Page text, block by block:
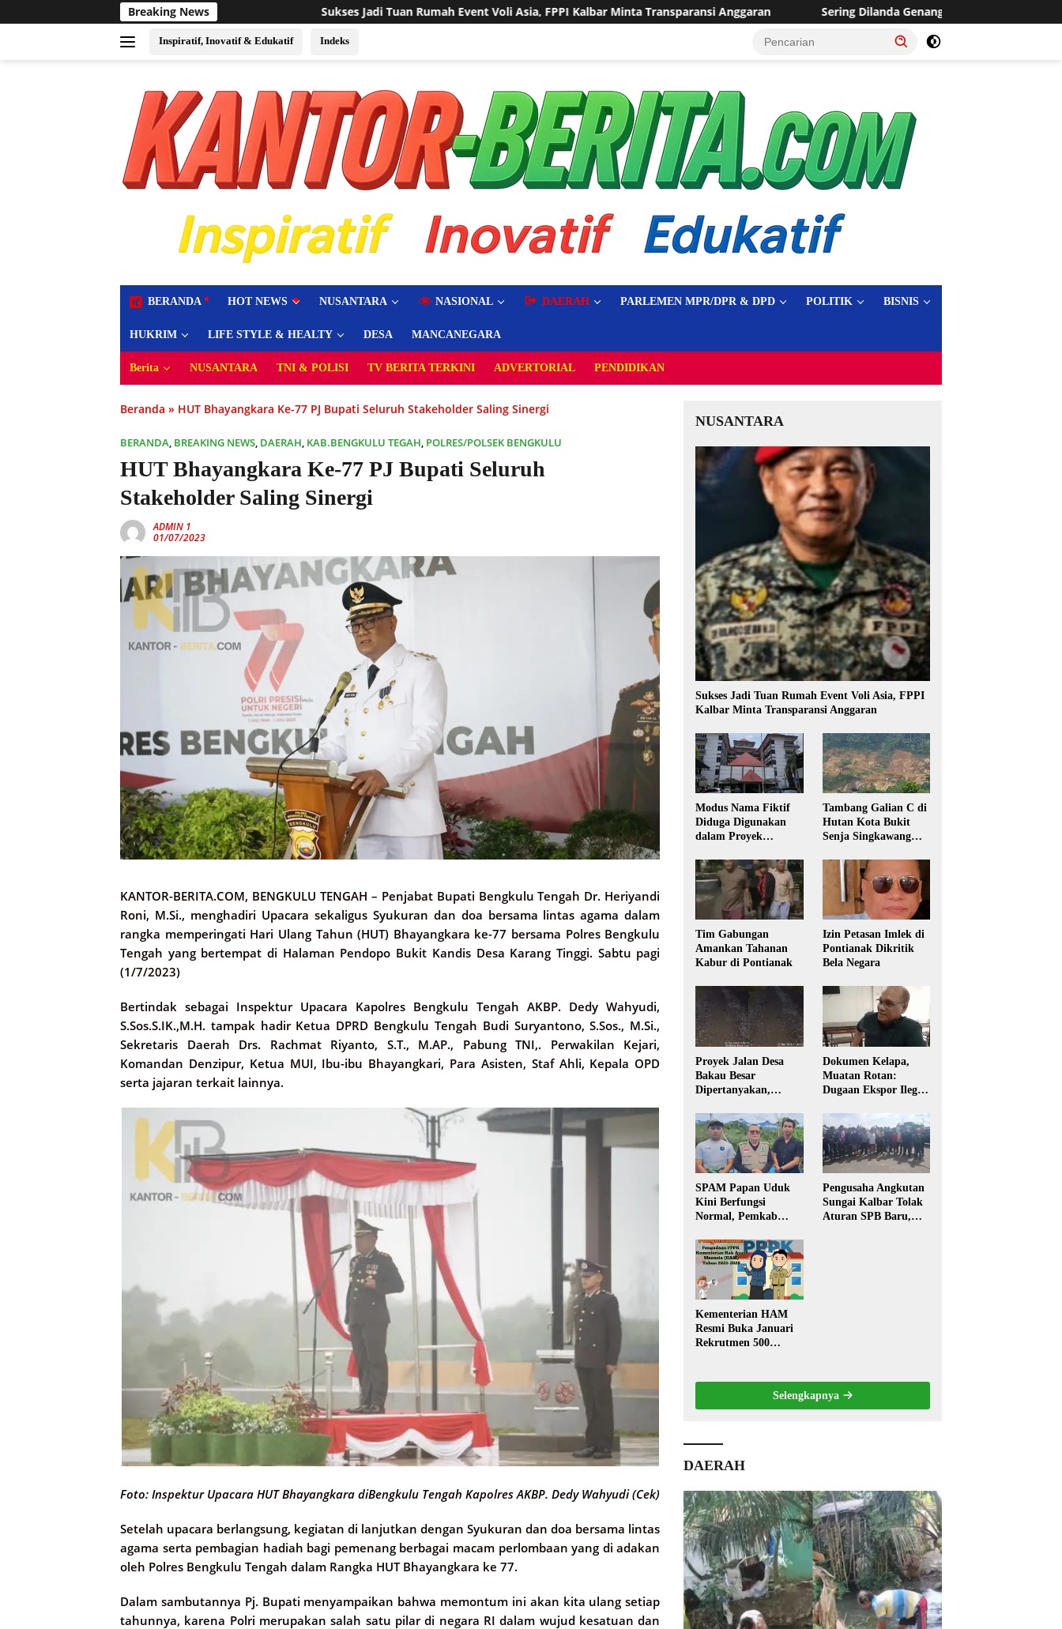
ke
Breaking News
Sukses Jadi Tuan Rumah Event Voli Asia, FPPI Kalbar Minta Transparansi Anggaran Sering Dilanda Genangan, Desa Sukaraja Usulkan Pembangunan Saluran Irigasi
Inspiratif, Inovatif & Edukatif Indeks
BERANDA HOT NEWS NUSANTARA NASIONAL DAERAH PARLEMEN MPR/DPR & DPD POLITIK BISNIS
HUKRIM LIFE STYLE & HEALTY DESA MANCANEGARA
Berita NUSANTARA TNI & POLISI TV BERITA TERKINI ADVERTORIAL PENDIDIKAN
Beranda » HUT Bhayangkara Ke-77 PJ Bupati Seluruh Stakeholder Saling Sinergi
BERANDA, BREAKING NEWS, DAERAH, KAB.BENGKULU TEGAH, POLRES/POLSEK BENGKULU
HUT Bhayangkara Ke-77 PJ Bupati Seluruh
Stakeholder Saling Sinergi
ADMIN 1
01/07/2023
KANTOR-BERITA.COM, BENGKULU TENGAH – Penjabat Bupati Bengkulu Tengah Dr. Heriyandi
Roni, M.Si., menghadiri Upacara sekaligus Syukuran dan doa bersama lintas agama dalam
rangka memperingati Hari Ulang Tahun (HUT) Bhayangkara ke-77 bersama Polres Bengkulu
Tengah yang bertempat di Halaman Pendopo Bukit Kandis Desa Karang Tinggi. Sabtu pagi
(1/7/2023)
Bertindak sebagai Inspektur Upacara Kapolres Bengkulu Tengah AKBP. Dedy Wahyudi,
S.Sos.S.IK.,M.H. tampak hadir Ketua DPRD Bengkulu Tengah Budi Suryantono, S.Sos., M.Si.,
Sekretaris Daerah Drs. Rachmat Riyanto, S.T., M.AP., Pabung TNI,. Perwakilan Kejari,
Komandan Denzipur, Ketua MUI, Ibu-ibu Bhayangkari, Para Asisten, Staf Ahli, Kepala OPD
serta jajaran terkait lainnya.
Foto: Inspektur Upacara HUT Bhayangkara diBengkulu Tengah Kapolres AKBP. Dedy Wahyudi (Cek)
Setelah upacara berlangsung, kegiatan di lanjutkan dengan Syukuran dan doa bersama lintas
agama serta pembagian hadiah bagi pemenang berbagai macam perlombaan yang di adakan
oleh Polres Bengkulu Tengah dalam Rangka HUT Bhayangkara ke 77.
Dalam sambutannya Pj. Bupati menyampaikan bahwa memontum ini akan kita ulang setiap
tahunnya, karena Polri merupakan salah satu pilar di negara RI dalam wujud kesatuan dan
NUSANTARA
Sukses Jadi Tuan Rumah Event Voli Asia, FPPI
Kalbar Minta Transparansi Anggaran
Modus Nama Fiktif
Diduga Digunakan
dalam Proyek
Tambang Galian C di
Hutan Kota Bukit
Senja Singkawang
Tim Gabungan
Amankan Tahanan
Kabur di Pontianak
Izin Petasan Imlek di
Pontianak Dikritik
Bela Negara
Proyek Jalan Desa
Bakau Besar
Dipertanyakan,
dan Transparansi
Pelaksanaan
Pembangunan
Dokumen Kelapa,
Muatan Rotan:
Dugaan Ekspor Ilegal
Publik Kalbar
SPAM Papan Uduk
Kini Berfungsi
Normal, Pemkab
Distribusi Air Bersih
Lancar ke Rumah
Warga
Pengusaha Angkutan
Sungai Kalbar Tolak
Aturan SPB Baru,
Kementerian HAM
Resmi Buka Januari
Rekrutmen 500
Selengkapnya
DAERAH